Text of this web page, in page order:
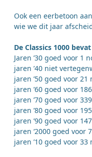
Ook een eerbetoon
wie we dit jaar
De Classics 1000
Jaren ’30 goed voor 1
jaren ’40 niet
jaren ’50 goed voor
jaren ’60 goed voor
jaren ’70 goed voor
jaren ’80 goed voor
jaren ’90 goed voor
jaren ‘2000 goed voor
jaren ’10 goed voor